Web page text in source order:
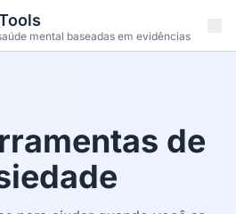
mental baseadas em evidências
de